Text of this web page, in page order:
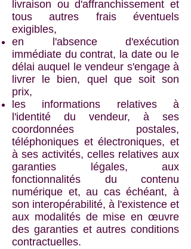
livraison ou d'affranchissement et
tous autres frais éventuels
exigibles,
en l'absence d'exécution
immédiate du contrat, la date ou le
délai auquel le vendeur s'engage à
livrer le bien, quel que soit son
prix,
les informations relatives à
l'identité du vendeur, à ses
coordonnées postales,
téléphoniques et électroniques, et
à ses activités, celles relatives aux
garanties légales, aux
fonctionnalités du contenu
numérique et, au cas échéant, à
son interopérabilité, à l'existence et
aux modalités de mise en œuvre
des garanties et autres conditions
contractuelles.